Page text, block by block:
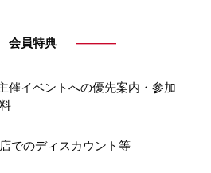
会員特典 ―――
催イベントへの優先案内・参加
でのディスカウント等